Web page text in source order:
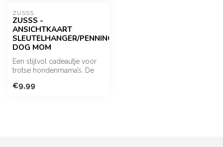
ZUSSS
ZUSSS -
ANSICHTKAART
SLEUTELHANGER/PENNING
DOG MOM
Een stijlvol cadeautje voor
trotse hondenmama’s. De
penn...
€9,99